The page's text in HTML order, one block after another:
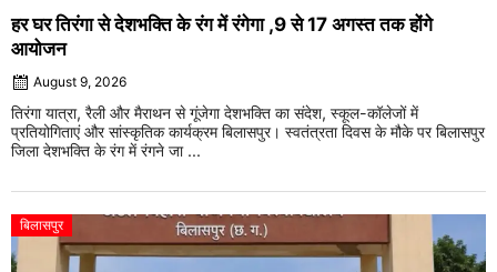
हर घर तिरंगा से देशभक्ति के रंग में रंगेगा ,9 से 17 अगस्त तक होंगे
आयोजन
August 9, 2026
तिरंगा यात्रा, रैली और मैराथन से गूंजेगा देशभक्ति का संदेश, स्कूल-कॉलेजों में
प्रतियोगिताएं और सांस्कृतिक कार्यक्रम बिलासपुर। स्वतंत्रता दिवस के मौके पर बिलासपुर
जिला देशभक्ति के रंग में रंगने जा ...
बिलासपुर